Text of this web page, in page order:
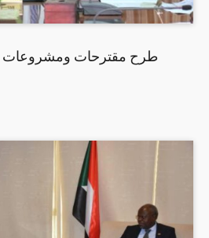
طرح مقترحات ومشروعات